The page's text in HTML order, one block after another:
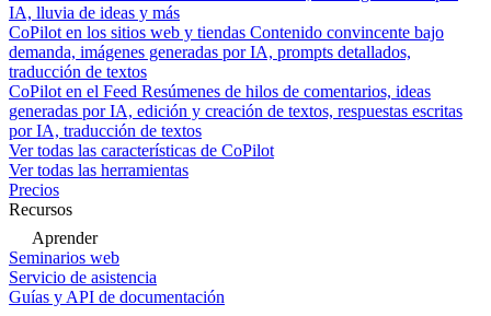
IA, lluvia de ideas y más
CoPilot en los sitios web y tiendas Contenido convincente bajo
demanda, imágenes generadas por IA, prompts detallados,
traducción de textos
CoPilot en el Feed Resúmenes de hilos de comentarios, ideas
generadas por IA, edición y creación de textos, respuestas escritas
por IA, traducción de textos
Ver todas las características de CoPilot
Ver todas las herramientas
Precios
Recursos
Aprender
Seminarios web
Servicio de asistencia
Guías y API de documentación